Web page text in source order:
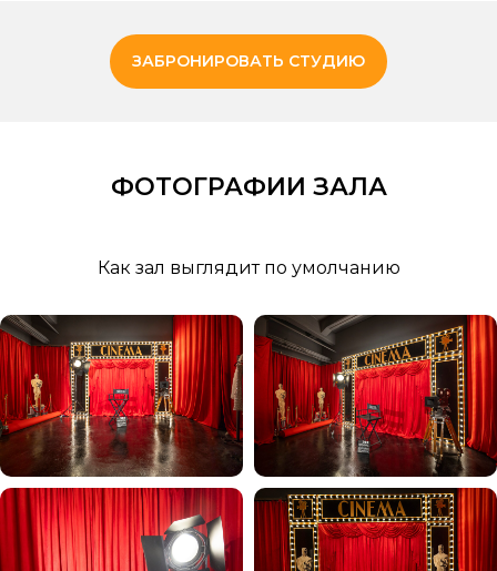
ЗАБРОНИРОВАТЬ СТУДИЮ
ФОТОГРАФИИ ЗАЛА
Как зал выглядит по умолчанию